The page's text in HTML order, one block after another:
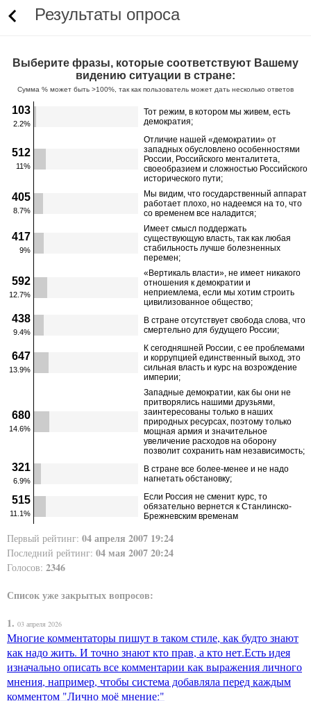
Результаты опроса
Выберите фразы, которые соответствуют Вашему
видению ситуации в стране:
Сумма % может быть >100%, так как пользователь может дать несколько ответов
103
2.2%
Тот режим, в котором мы живем, есть
демократия;
512
11%
Отличие нашей «демократии» от
западных обусловлено особенностями
России, Российского менталитета,
своеобразием и сложностью Российского
исторического пути;
405
8.7%
Мы видим, что государственный аппарат
работает плохо, но надеемся на то, что
со временем все наладится;
417
9%
­Имеет смысл поддержать
существующую власть, так как любая
стабильность лучше болезненных
перемен;
592
12.7%
«Вертикаль власти», не имеет никакого
отношения к демократии и
неприемлема, если мы хотим строить
цивилизованное общество;
438
9.4%
­В стране отсутствует свобода слова, что
смертельно для будущего России;
647
13.9%
К сегодняшней России, с ее проблемами
и коррупцией единственный выход, это
сильная власть и курс на возрождение
империи;
680
14.6%
Западные демократии, как бы они не
притворялись нашими друзьями,
заинтересованы только в наших
природных ресурсах, поэтому только
мощная армия и значительное
увеличение расходов на оборону
позволит сохранить нам независимость;
321
6.9%
­В стране все более-менее и не надо
нагнетать обстановку;
515
11.1%
Если Россия не сменит курс, то
обязательно вернется к Станлинско-
Брежневским временам
Первый рейтинг: 04 апреля 2007 19:24
Последний рейтинг: 04 мая 2007 20:24
Голосов: 2346
Список уже закрытых вопросов:
1. 03 апреля 2026
Многие комментаторы пишут в таком стиле, как будто знают
как надо жить. И точно знают кто прав, а кто нет.Есть идея
изначально описать все комментарии как выражения личного
мнения, например, чтобы система добавляла перед каждым
комментом "Лично моё мнение:"